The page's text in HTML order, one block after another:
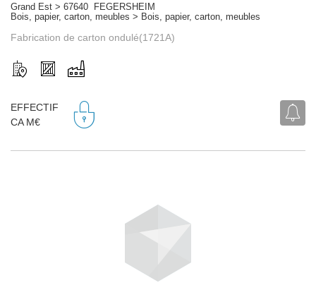
Grand Est > 67640 FEGERSHEIM
Bois, papier, carton, meubles > Bois, papier, carton, meubles
Fabrication de carton ondulé(1721A)
EFFECTIF
CA M€